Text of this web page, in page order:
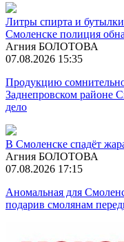
Литры спирта и
Смоленске полиция
Агния БОЛОТОВА
07.08.2026 15:35
Продукцию
Заднепровском районе
дело
В Смоленске спадёт
Агния БОЛОТОВА
07.08.2026 17:15
Аномальная для
подарив смолянам